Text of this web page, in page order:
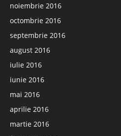
noiembrie 2016
octombrie 2016
septembrie 2016
august 2016
iulie 2016
iunie 2016
mai 2016
aprilie 2016
martie 2016